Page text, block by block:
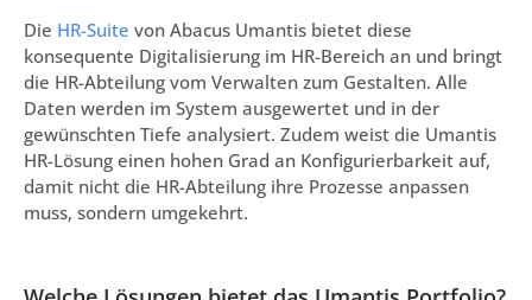
Die HR-Suite von Abacus Umantis bietet diese
konsequente Digitalisierung im HR-Bereich an und bringt
die HR-Abteilung vom Verwalten zum Gestalten. Alle
Daten werden im System ausgewertet und in der
gewünschten Tiefe analysiert. Zudem weist die Umantis
HR-Lösung einen hohen Grad an Konfigurierbarkeit auf,
damit nicht die HR-Abteilung ihre Prozesse anpassen
muss, sondern umgekehrt.